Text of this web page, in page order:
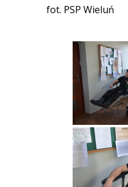
fot. PSP Wieluń